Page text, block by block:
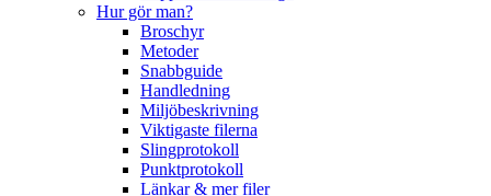
Hur gör man?
Broschyr
Metoder
Snabbguide
Handledning
Miljöbeskrivning
Viktigaste filerna
Slingprotokoll
Punktprotokoll
Länkar & mer filer